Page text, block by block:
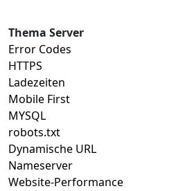
Thema Server
Error Codes
HTTPS
Ladezeiten
Mobile First
MYSQL
robots.txt
Dynamische URL
Nameserver
Website-Performance